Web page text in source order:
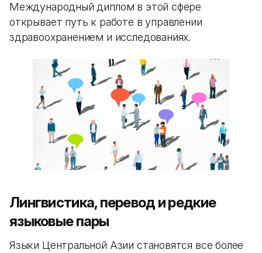
Международный диплом в этой сфере
открывает путь к работе в управлении
здравоохранением и исследованиях.
Лингвистика, перевод и редкие
языковые пары
Языки Центральной Азии становятся все более